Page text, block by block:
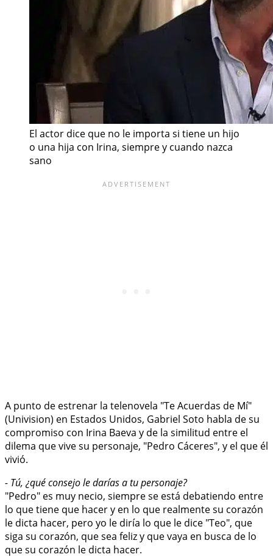
El actor dice que no le importa si tiene un hijo
o una hija con Irina, siempre y cuando nazca
sano
A punto de estrenar la telenovela "Te Acuerdas de Mí"
(Univision) en Estados Unidos, Gabriel Soto habla de su
compromiso con Irina Baeva y de la similitud entre el
dilema que vive su personaje, "Pedro Cáceres", y el que él
vivió.
- Tú, ¿qué consejo le darías a tu personaje?
"Pedro" es muy necio, siempre se está debatiendo entre
lo que tiene que hacer y en lo que realmente su corazón
le dicta hacer, pero yo le diría lo que le dice "Teo", que
siga su corazón, que sea feliz y que vaya en busca de lo
que su corazón le dicta hacer.